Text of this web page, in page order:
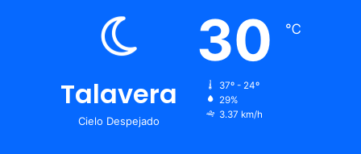
Talavera
Cielo Despejado
30 ℃
37º - 24º
29%
3.37 km/h